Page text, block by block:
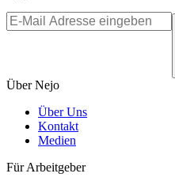
Über Nejo
Über Uns
Kontakt
Medien
Für Arbeitgeber